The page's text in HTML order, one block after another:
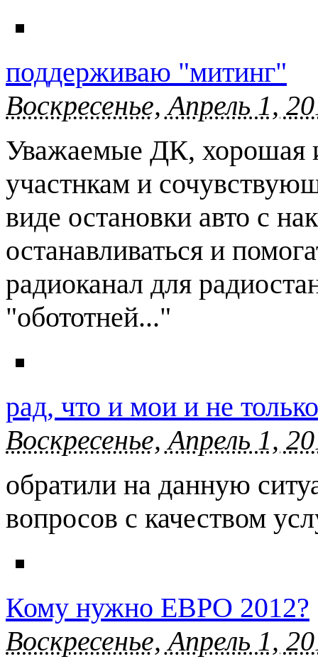
поддерживаю "митинг"
Воскресенье, Апрель 1,
Уважаемые ДК, хорошая
участнкам и
виде остановки авто с
останавливаться и
радиоканал для
"обототней..."
рад, что и мои и не
Воскресенье, Апрель 1,
обратили на данную
вопросов с качеством
Кому нужно ЕВРО 2012?
Воскресенье, Апрель 1,